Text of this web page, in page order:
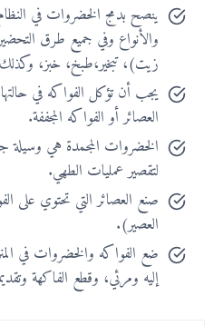
ينصح بدمج الخضروات في النظام
والأنواع وفي جميع طرق
زيت)، تبخير،طبخ، خبز،
يجب أن تؤكل الفواكه في
العصائر أو الفواكه المجففة.
الخضروات المجمدة هي وسيلة
لتقصير عمليات الطهي.
صنع العصائر التي تحتوي على
العصير).
ضع الفواكه والخضروات في
إليه ومرئي، وقطع الفاكهة